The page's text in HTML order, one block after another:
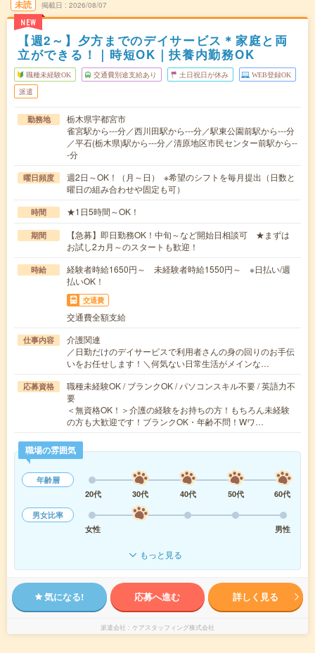
未読
NEW
掲載日 2026/08/07
【週2～】夕方までのデイサービス＊家庭と両
立ができる！｜時短OK｜扶養内勤務OK
職種未経験OK 交通費別途支給あり 土日祝日が休み WEB登録OK
派遣
勤務地
栃木県宇都宮市
雀宮駅から---分／西川田駅から---分／駅東公園前駅から---分
／平石(栃木県)駅から---分／清原地区市民センター前駅から--
-分
曜日頻度
週2日～OK！（月～日） ※希望のシフトを毎月提出（日数と
曜日の組み合わせや固定も可）
時間 ★1日5時間～OK！
期間
【急募】即日勤務OK！中旬～など開始日相談可 ★まずは
お試し2カ月～のスタートも歓迎！
時給
経験者時給1650円～ 未経験者時給1550円～ ※日払い/週
払いOK！
交通費
交通費全額支給
仕事内容
介護関連
／日勤だけのデイサービスで利用者さんの身の回りのお手伝
いをお任せします！＼何気ない日常生活がメインな…
応募資格
職種未経験OK / ブランクOK / パソコンスキル不要 / 英語力不
要
＜無資格OK！＞介護の経験をお持ちの方！もちろん未経験
の方も大歓迎です！ブランクOK・年齢不問！Wワ…
職場の雰囲気
年齢層
20代
30代 40代 50代
60代
男女比率
女性
男性
もっと見る
気になる! 応募へ進む 詳しく見る
派遣会社 ケアスタッフィング株式会社